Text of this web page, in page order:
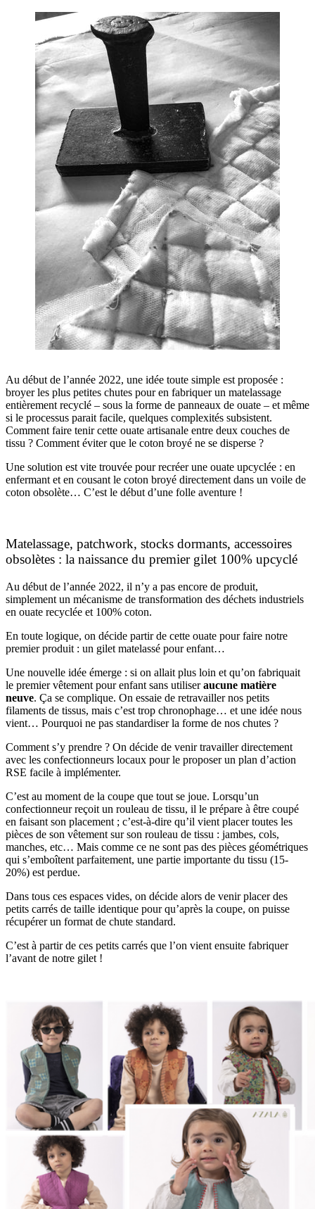
Au début de l’année 2022, une idée toute simple est proposée :
broyer les plus petites chutes pour en fabriquer un matelassage
entièrement recyclé – sous la forme de panneaux de ouate – et même
si le processus parait facile, quelques complexités subsistent.
Comment faire tenir cette ouate artisanale entre deux couches de
tissu ? Comment éviter que le coton broyé ne se disperse ?
Une solution est vite trouvée pour recréer une ouate upcyclée : en
enfermant et en cousant le coton broyé directement dans un voile de
coton obsolète… C’est le début d’une folle aventure !
Matelassage, patchwork, stocks dormants, accessoires
obsolètes : la naissance du premier gilet 100% upcyclé
Au début de l’année 2022, il n’y a pas encore de produit,
simplement un mécanisme de transformation des déchets industriels
en ouate recyclée et 100% coton.
En toute logique, on décide partir de cette ouate pour faire notre
premier produit : un gilet matelassé pour enfant…
Une nouvelle idée émerge : si on allait plus loin et qu’on fabriquait
le premier vêtement pour enfant sans utiliseraucune matière
neuve. Ça se complique. On essaie de retravailler nos petits
filaments de tissus, mais c’est trop chronophage… et une idée nous
vient… Pourquoi ne pas standardiser la forme de nos chutes ?
Comment s’y prendre ? On décide de venir travailler directement
avec les confectionneurs locaux pour le proposer un plan d’action
RSE facile à implémenter.
C’est au moment de la coupe que tout se joue. Lorsqu’un
confectionneur reçoit un rouleau de tissu, il le prépare à être coupé
en faisant son placement ; c’est-à-dire qu’il vient placer toutes les
pièces de son vêtement sur son rouleau de tissu : jambes, cols,
manches, etc… Mais comme ce ne sont pas des pièces géométriques
qui s’emboîtent parfaitement, une partie importante du tissu (15-
20%) est perdue.
Dans tous ces espaces vides, on décide alors de venir placer des
petits carrés de taille identique pour qu’après la coupe, on puisse
récupérer un format de chute standard.
C’est à partir de ces petits carrés que l’on vient ensuite fabriquer
l’avant de notre gilet !